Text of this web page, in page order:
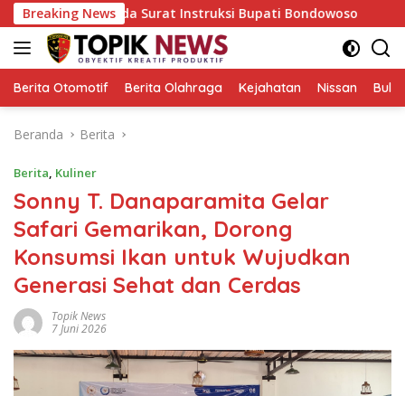
Langsung
ke
konten
Breaking News
Surat Instruksi Bupati Bondowoso Keliling
Berita Otomotif Berita Olahraga Kejahatan Nissan
Beranda Berita
Berita, Kuliner
Sonny T. Danaparamita Gelar
Safari Gemarikan, Dorong
Konsumsi Ikan untuk Wujudkan
Generasi Sehat dan Cerdas
Topik News
7 Juni 2026